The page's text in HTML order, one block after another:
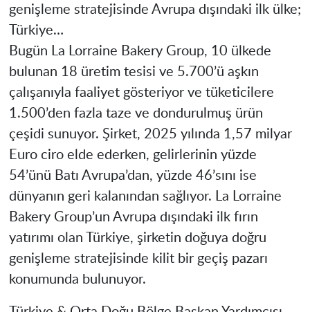
genişleme stratejisinde Avrupa dışındaki ilk ülke;
Türkiye…
Bugün La Lorraine Bakery Group, 10 ülkede
bulunan 18 üretim tesisi ve 5.700’ü aşkın
çalışanıyla faaliyet gösteriyor ve tüketicilere
1.500’den fazla taze ve dondurulmuş ürün
çeşidi sunuyor. Şirket, 2025 yılında 1,57 milyar
Euro ciro elde ederken, gelirlerinin yüzde
54’ünü Batı Avrupa’dan, yüzde 46’sını ise
dünyanın geri kalanından sağlıyor. La Lorraine
Bakery Group’un Avrupa dışındaki ilk fırın
yatırımı olan Türkiye, şirketin doğuya doğru
genişleme stratejisinde kilit bir geçiş pazarı
konumunda bulunuyor.